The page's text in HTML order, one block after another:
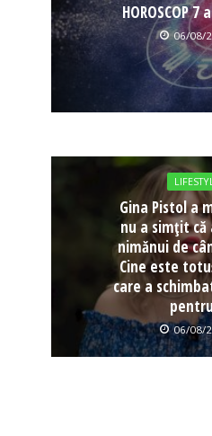
HOROSCOP
06/08/
Gina Pistol a
nu a simțit
nimănui de
Cine este
care a
06/08/